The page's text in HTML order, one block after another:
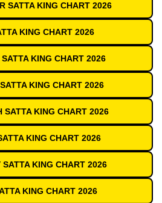
SATTA KING CHART 2026
KING CHART 2026
KING CHART 2026
KING CHART 2026
SATTA KING CHART 2026
KING CHART 2026
SATTA KING CHART 2026
KING CHART 2026